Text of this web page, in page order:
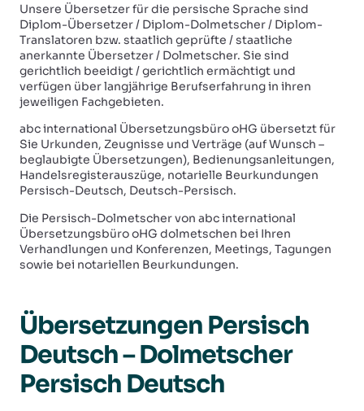
Unsere Übersetzer für die persische Sprache sind
Diplom-Übersetzer / Diplom-Dolmetscher / Diplom-
Translatoren bzw. staatlich geprüfte / staatliche
anerkannte Übersetzer / Dolmetscher. Sie sind
gerichtlich beeidigt / gerichtlich ermächtigt und
verfügen über langjährige Berufserfahrung in ihren
jeweiligen Fachgebieten.
abc international Übersetzungsbüro oHG übersetzt für
Sie Urkunden, Zeugnisse und Verträge (auf Wunsch –
beglaubigte Übersetzungen), Bedienungsanleitungen,
Handelsregisterauszüge, notarielle Beurkundungen
Persisch-Deutsch, Deutsch-Persisch.
Die Persisch-Dolmetscher von abc international
Übersetzungsbüro oHG dolmetschen bei Ihren
Verhandlungen und Konferenzen, Meetings, Tagungen
sowie bei notariellen Beurkundungen.
Übersetzungen Persisch
Deutsch – Dolmetscher
Persisch Deutsch